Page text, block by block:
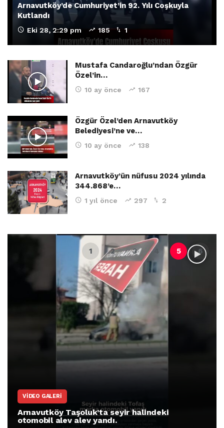
Arnavutköy’de Cumhuriyet’in 92. Yılı Coşkuyla
Kutlandı
Eki 28, 2:29 pm 185 1
Mustafa Candaroğlu’ndan Özgür
Özel’in…
10 ay önce 167
Özgür Özel’den Arnavutköy
Belediyesi’ne ve…
10 ay önce 138
Arnavutköy’ün nüfusu 2024 yılında
344.868’e…
1 yıl önce 297 2
VIDEO GALERI
Arnavutköy Taşoluk’ta seyir halindeki
otomobil alev alev yandı.